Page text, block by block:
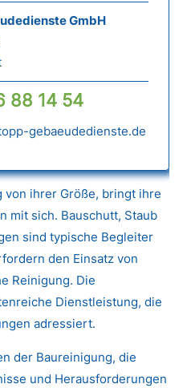
GmbH
88 14 54
gebaeudedienste.de
von ihrer Größe, bringt ihre
mit sich. Bauschutt, Staub
sind typische Begleiter
den Einsatz von
Reinigung. Die
Dienstleistung, die
adressiert.
der Baureinigung, die
und Herausforderungen